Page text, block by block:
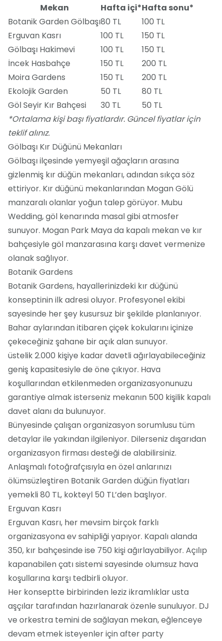
Mekan
Hafta içi*Hafta sonu*
Botanik Garden Gölbaşı80 TL
100 TL
Erguvan Kasrı
100 TL
150 TL
Gölbaşı Hakimevi
100 TL
150 TL
İncek Hasbahçe
150 TL
200 TL
Moira Gardens
150 TL
200 TL
Ekolojik Garden
50 TL
80 TL
Göl Seyir Kır Bahçesi
30 TL
50 TL
*Ortalama kişi başı fiyatlardır. Güncel fiyatlar için
teklif alınız.
Gölbaşı Kır Düğünü Mekanları
Gölbaşı ilçesinde yemyeşil ağaçların arasına
gizlenmiş kır düğün mekanları, adından sıkça söz
ettiriyor. Kır düğünü mekanlarından Mogan Gölü
manzaralı olanlar yoğun talep görüyor. Mubu
Wedding, göl kenarında masal gibi atmosfer
sunuyor. Mogan Park Maya da kapalı mekan ve kır
bahçesiyle göl manzarasına karşı davet vermenize
olanak sağlıyor.
Botanik Gardens
Botanik Gardens, hayallerinizdeki kır düğünü
konseptinin ilk adresi oluyor. Profesyonel ekibi
sayesinde her şey kusursuz bir şekilde planlanıyor.
Bahar aylarından itibaren çiçek kokularını içinize
çekeceğiniz şahane bir açık alan sunuyor.
üstelik 2.000 kişiye kadar davetli ağırlayabileceğiniz
geniş kapasitesiyle de öne çıkıyor. Hava
koşullarından etkilenmeden organizasyonunuzu
garantiye almak isterseniz mekanın 500 kişilik kapalı
davet alanı da bulunuyor.
Bünyesinde çalışan organizasyon sorumlusu tüm
detaylar ile yakından ilgileniyor. Dilerseniz dışarıdan
organizasyon firması desteği de alabilirsiniz.
Anlaşmalı fotoğrafçısıyla en özel anlarınızı
ölümsüzleştiren Botanik Garden düğün fiyatları
yemekli 80 TL, kokteyl 50 TL’den başlıyor.
Erguvan Kasrı
Erguvan Kasrı, her mevsim birçok farklı
organizasyona ev sahipliği yapıyor. Kapalı alanda
350, kır bahçesinde ise 750 kişi ağırlayabiliyor. Açılıp
kapanabilen çatı sistemi sayesinde olumsuz hava
koşullarına karşı tedbirli oluyor.
Her konseptte birbirinden leziz ikramlıklar usta
aşçılar tarafından hazırlanarak özenle sunuluyor. DJ
ve orkestra temini de sağlayan mekan, eğlenceye
devam etmek isteyenler için after party